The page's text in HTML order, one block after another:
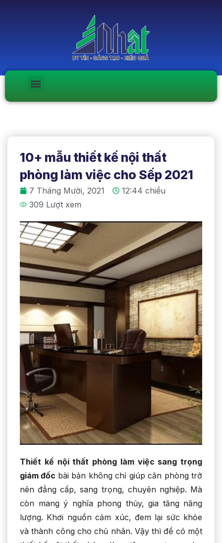
10+ mẫu thiết kế nội thất
phòng làm việc cho Sếp 2021
7 Tháng Mười, 2021
12:44 chiều
309 Lượt xem
Thiết kế nội thất phòng làm việc sang trọng
giám đốc bài bản không chỉ giúp căn phòng trở
nên đẳng cấp, sang trọng, chuyên nghiệp. Mà
còn mang ý nghĩa phong thủy, gia tăng năng
lượng. Khơi nguồn cảm xúc, đem lại sức khỏe
và thành công cho chủ nhân. Vậy thì để có một